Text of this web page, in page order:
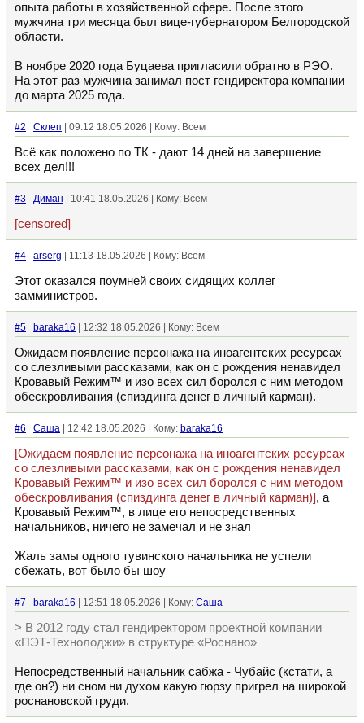
опыта работы в хозяйственной сфере. После этого
мужчина три месяца был вице-губернатором Белгородской
области.
В ноябре 2020 года Буцаева пригласили обратно в РЭО.
На этот раз мужчина занимал пост гендиректора компании
до марта 2025 года.
#2 Склеп | 09:12 18.05.2026 | Кому: Всем
Всё как положено по ТК - дают 14 дней на завершение
всех дел!!!
#3 Диман | 10:41 18.05.2026 | Кому: Всем
[censored]
#4 arserg | 11:13 18.05.2026 | Кому: Всем
Этот оказался поумней своих сидящих коллег
замминистров.
#5 baraka16 | 12:32 18.05.2026 | Кому: Всем
Ожидаем появление персонажа на иноагентских ресурсах
со слезливыми рассказами, как он с рождения ненавидел
Кровавый Режим™ и изо всех сил боролся с ним методом
обескровливания (спиздинга денег в личный карман).
#6 Cаша | 12:42 18.05.2026 | Кому: baraka16
[Ожидаем появление персонажа на иноагентских ресурсах
со слезливыми рассказами, как он с рождения ненавидел
Кровавый Режим™ и изо всех сил боролся с ним методом
обескровливания (спиздинга денег в личный карман)], а
Кровавый Режим™, в лице его непосредственных
начальников, ничего не замечал и не знал
Жаль замы одного тувинского начальника не успели
сбежать, вот было бы шоу
#7 baraka16 | 12:51 18.05.2026 | Кому: Cаша
> В 2012 году стал гендиректором проектной компании
«ПЭТ-Технолоджи» в структуре «Роснано»
Непосредственный начальник сабжа - Чубайс (кстати, а
где он?) ни сном ни духом какую гюрзу пригрел на широкой
роснановской груди.